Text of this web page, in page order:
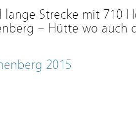
lange Strecke mit 710
– Hütte wo auch
2015